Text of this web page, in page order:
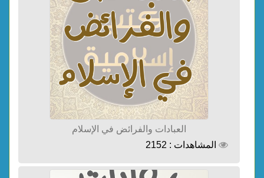
العبادات والفرائض في الإسلام
المشاهدات : 2152